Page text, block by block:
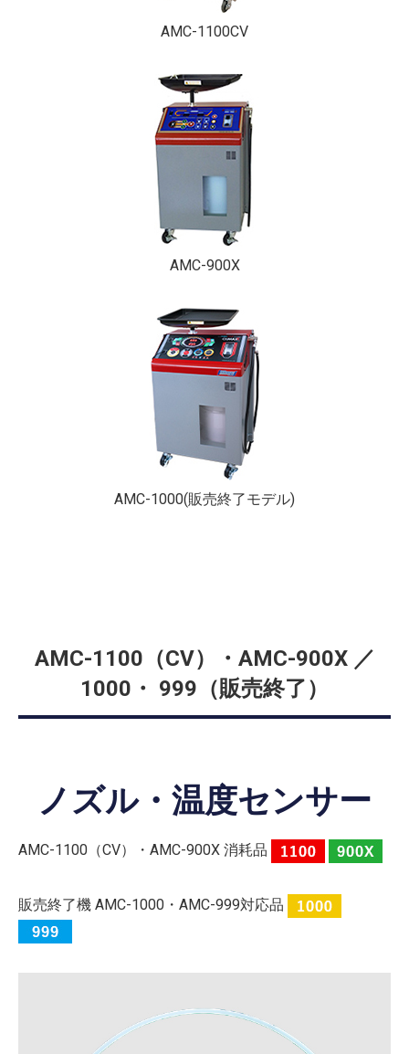
AMC-1100CV
AMC-900X
AMC-1000(販売終了モデル)
AMC-1100（CV）・AMC-900X ／
1000・ 999（販売終了）
ノズル・温度センサー
AMC-1100（CV）・AMC-900X 消耗品
販売終了機 AMC-1000・AMC-999対応品